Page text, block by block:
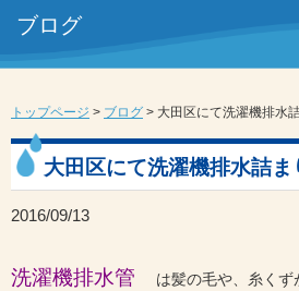
ブログ
トップページ > ブログ > 大田区にて洗濯機排水
大田区にて洗濯機排水詰ま
2016/09/13
洗濯機排水管 は髪の毛や、糸くず